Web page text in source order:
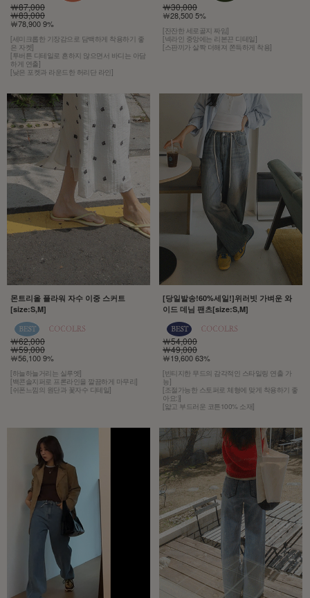
￦87,000
￦83,000
￦78,900 9%
[세미크롭한 기장감으로 담백하게 착용하기 좋
은 자켓]
[투버튼 디테일로 흔하지 않으면서 바디는 아담
하게 연출]
[낮은 포켓과 라운드한 허리단 라인]
￦30,000
￦28,500 5%
[잔잔한 세로골지 짜임]
[넥라인 중앙에는 리본끈 디테일]
[스판끼가 살짝 더해져 쫀득하게 착용]
몬트리올 플라워 자수 이중 스커트
[size:S,M]
￦62,000
￦59,000
￦56,100 9%
[하늘하늘거리는 실루엣]
[백콘솔지퍼로 프론라인을 깔끔하게 마무리]
[쉬폰느낌의 원단과 꽃자수 디테일]
[당일발송!60%세일!]위러빗 가벼운 와
이드 데님 팬츠[size:S,M]
￦54,000
￦49,000
￦19,600 63%
[빈티지한 무드의 감각적인 스타일링 연출 가
능]
[조절가능한 스토퍼로 체형에 맞게 착용하기 좋
아요:)]
[얇고 부드러운 코튼100% 소재]